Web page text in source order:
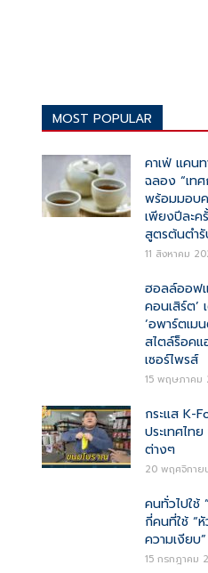
MOST POPULAR
คาเฟ่ แคน
ฉลอง “เทศ
พร้อมมอบ
เพียงปีละค
สูตรต้นตำ
11 สิงหาคม
ฮอลล์ออฟ
คอนเสิร์ต’
‘อพาร์ตเม
สไตล์ร็อคแ
เซอร์ไพรส์
15 พฤษภาคม
กระแส K-
ประเทศไท
ต่างๆ
20 พฤศจิกาย
คนทั่วไปใช้
กี่คนที่ใช้ “
ความเงียบ”
15 กรกฎาคม